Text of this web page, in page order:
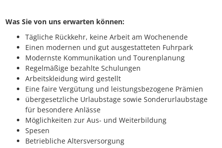
Was Sie von uns erwarten können:
Tägliche Rückkehr, keine Arbeit am Wochenende
Einen modernen und gut ausgestatteten Fuhrpark
Modernste Kommunikation und Tourenplanung
Regelmäßige bezahlte Schulungen
Arbeitskleidung wird gestellt
Eine faire Vergütung und leistungsbezogene Prämien
übergesetzliche Urlaubstage sowie Sonderurlaubstage
für besondere Anlässe
Möglichkeiten zur Aus- und Weiterbildung
Spesen
Betriebliche Altersversorgung